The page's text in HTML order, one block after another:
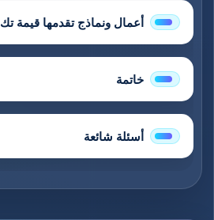
أعمال ونماذج تقدمها قيمة تك
خاتمة
أسئلة شائعة